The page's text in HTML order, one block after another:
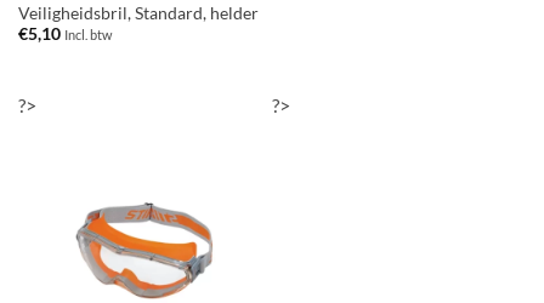
Veiligheidsbril, Standard, helder
€5,10 Incl. btw
?> ?>